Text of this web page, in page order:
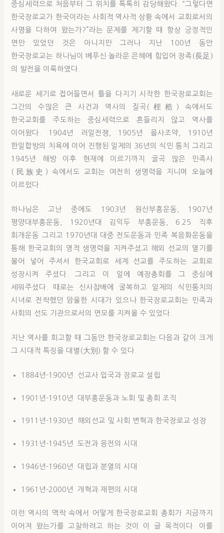
중심세력으로 처음부터 그 위치를 톡톡히 감당해왔다. “그렇다면
한국장로교가 한국이라는 사회적 역사적 상황 속에서 교회로서의
사명을 다하여 왔는가?”라는 문제를 제기할 때 항상 긍정적인
면만 있었던 것은 아니지만 그러나 지난 100년 동안
한국장로교는 하나님이 베푸신 놀라운 은혜에 힘입어 장족(長足)
의 발전을 이룩하였다.
새로운 세기로 접어들면서 틀을 다지기 시작한 한국장로교회는
그간의 수많은 큰 사건과 역사의 질곡(桎梏) 속에서도
한국교회를 주도하는 중심세력으로 흔들리지 않고 역사를
이어왔다. 1904년 러일전쟁, 1905년 을사조약, 1910년
한일합방의 치욕에 이어 진행된 일제의 36년의 식민 통치 그리고
1945년 해방 이후 현재에 이르기까지 굴곡 많은 민족사
(民族史) 속에서도 교회는 여전히 생명력을 지니며 오늘에
이르렀다.
하나님은 고난 중에도 1903년 원산부흥운동, 1907년
평양대부흥운동, 1920년대 김익두 부흥운동, 6.25 직후
회개운동 그리고 1970년대 대중 전도운동과 민족 복음화운동을
통해 한국교회의 영적 생명력을 지켜주셨고 해외 선교의 열기를
불어 넣어 주셔서 한국교회로 세계 선교를 주도하는 교회로
성장시켜 주셨다. 그리고 이 일에 예장총회를 그 중심에
세워주셨다. 때로는 신사참배에 굴복하고 일제의 식민통치의
시녀로 전락했던 암울한 시대가 있으나 한국장로교회는 민족과
사회의 선도 기관으로서의 면모를 지켜올 수 있었다.
지난 역사를 회고할 때 그동안 한국장로교회는 다음과 같이 크게
그 시대적 특징을 대별(大別) 할 수 있다.
1884년-1900년 선교사 입국과 장로교 설립
1901년-1910년 대부흥운동과 노회 및 총회 조직
1911년-1930년 해외선교 및 사회 변혁과 한국장로교 성장
1931년-1945년 도전과 응전의 시대
1946년-1960년 대립과 분열의 시대
1961년-2000년 개혁과 재편의 시대
이런 역사의 맥락 속에서 어떻게 한국장로교회 총회가 지금까지
이어져 왔는가를 고찰하려고 하는 것이 이 글 목적이다. 이를